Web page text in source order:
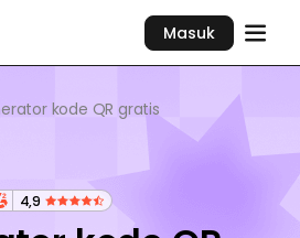
Masuk
kode QR gratis
4,9